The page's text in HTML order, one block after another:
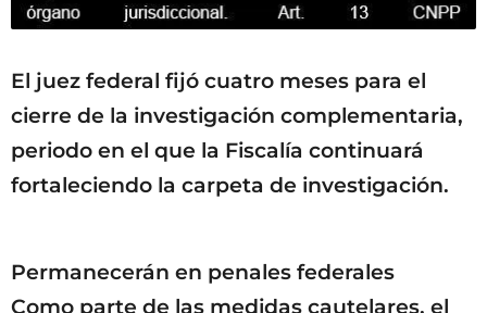
El juez federal fijó cuatro meses para el
cierre de la investigación complementaria,
periodo en el que la Fiscalía continuará
fortaleciendo la carpeta de investigación.
Permanecerán en penales federales
Como parte de las medidas cautelares, el